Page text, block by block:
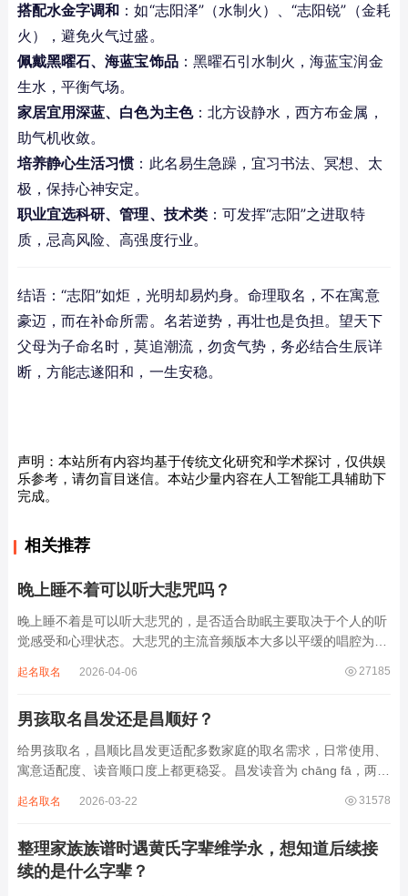
搭配水金字调和 ：如“志阳泽”（水制火）、“志阳锐”（金耗
火），避免火气过盛。
佩戴黑曜石、海蓝宝饰品：黑曜石引水制火，海蓝宝润金
生水，平衡气场。
家居宜用深蓝、白色为主色：北方设静水，西方布金属，
助气机收敛。
培养静心生活习惯：此名易生急躁，宜习书法、冥想、太
极，保持心神安定。
职业宜选科研、管理、技术类：可发挥“志阳”之进取特
质，忌高风险、高强度行业。
结语：“志阳”如炬，光明却易灼身。命理取名，不在寓意
豪迈，而在补命所需。名若逆势，再壮也是负担。望天下
父母为子命名时，莫追潮流，勿贪气势，务必结合生辰详
断，方能志遂阳和，一生安稳。
声明：本站所有内容均基于传统文化研究和学术探讨，仅供娱
乐参考，请勿盲目迷信。本站少量内容在人工智能工具辅助下
完成。
相关推荐
晚上睡不着可以听大悲咒吗？
晚上睡不着是可以听大悲咒的，是否适合助眠主要取决于个人的听
觉感受和心理状态。大悲咒的主流音频版本大多以平缓的唱腔为
急促的鼓点，这类音频本身具备静心的基础特质。睡前思绪繁杂、
27185
起名取名 2026-04-06
男孩取名昌发还是昌顺好？
给男孩取名，昌顺比昌发更适配多数家庭的取名需求，日常使用、
寓意适配度、读音顺口度上都更稳妥。昌发读音为 chāng fā，两个
离叫名字时辨识度不高。昌字本义为兴盛、繁茂，发字核心指向发
31578
起名取名 2026-03-22
整理家族族谱时遇黄氏字辈维学永，想知道后续接
续的是什么字辈？